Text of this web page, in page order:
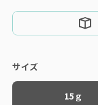
サイズ
15ｇ